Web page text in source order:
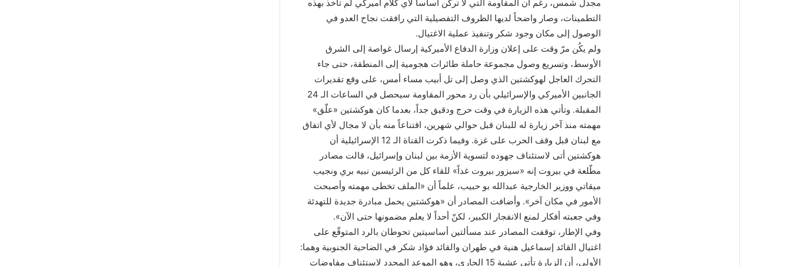
مجدل شمس، رغم أن المقاومة التي لا تركن أساساً لأي كلام أميركي لم تأخذ بهذه
التطمينات، وصار واضحاً لديها الظروف التفصيلية التي رافقت نجاح العدو في
الوصول إلى مكان وجود شكر وتنفيذ عملية الاغتيال.
ولم يكُن مرّ وقت على إعلان وزارة الدفاع الأميركية إرسال غواصة إلى الشرق
الأوسط، وتسريع وصول مجموعة حاملة طائرات هجومية إلى المنطقة، حتى جاء
التحرك العاجل لهوكشتين الذي وصل إلى تل أبيب مساء أمس، على وقع تقديرات
الجانبين الأميركي والإسرائيلي بأن رد محور المقاومة سيحصل في الساعات الـ 24
المقبلة. وتأتي هذه الزيارة في وقت حرج ودقيق جداً، بعدما كان هوكشتين «علّق»
مهمته منذ آخر زيارة له للبنان قبل حوالي شهرين، اقتناعاً منه بأن لا مجال لأي اتفاق
مع لبنان قبل وقف الحرب على غزة. وفيما ذكرت القناة الـ 12 الإسرائيلية أن
هوكشتين أتى لاستئناف جهوده لتسوية الأزمة بين لبنان وإسرائيل، قالت مصادر
مطّلعة في بيروت إنه «سيزور بيروت غداً» للقاء كل من الرئيسين نبيه بري ونجيب
ميقاتي ووزير الخارجية عبدالله بو حبيب، علماً أن «الملف تخطى مهمته وأصبحت
الأمور في مكان آخر». وأضافت المصادر أن «هوكشتين يحمل مبادرة جديدة للتهدئة
وفي جعبته أفكار لمنع الانفجار الكبير، لكنّ أحداً لا يعلم مضمونها حتى الآن».
وفي الإطار، توقفت المصادر عند مسألتين أساسيتين تحوطان بالرد المتوقّع على
اغتيال القائد إسماعيل هنية في طهران والقائد فؤاد شكر في الضاحية الجنوبية وهما:
الأولى، أن الزيارة تأتي عشية 15 الجاري، وهو الموعد المحدد لاستئناف مفاوضات